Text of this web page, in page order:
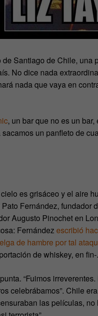
Santiago de Chile, una
No dice nada
nada que vaya en
, un bar que no es un
un panfleto de
es grisáceo y el aire
Fernández, fundador
Augusto Pinochet en
Fernándezescribió
de hambre por tal
de whiskey, en fin-.
“Fuimos
celebrábamos”. Chile
las películas,